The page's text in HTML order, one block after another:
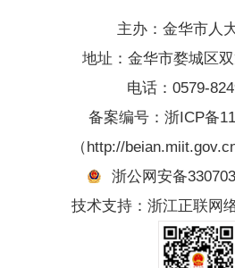
主办：金华市人
地址：金华市婺城区
电话：0579-
备案编号： 浙ICP备
（http://
浙公网安备
技术支持：浙江正联网